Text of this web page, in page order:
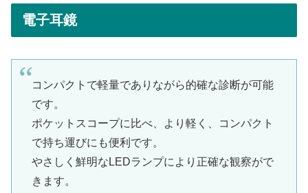
電子耳鏡
コンパクトで軽量でありながら的確な診断が可能
です。
ポケットスコープに比べ、より軽く、コンパクト
で持ち運びにも便利です。
やさしく鮮明なLEDランプにより正確な観察がで
きます。